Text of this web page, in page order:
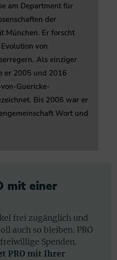
am Department für
der
München. Er forscht
von
Als einziger
er 2005 und 2016
Guericke-
Bis 2006 war er
Wort und
mit einer
frei zugänglich und
auch so bleiben. PRO
Spenden.
PRO mit Ihrer